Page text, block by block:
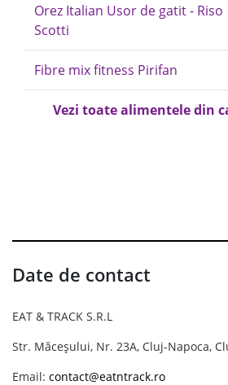
Orez Italian Usor de gatit - Riso
Scotti
Fibre mix fitness Pirifan
Vezi toate alimentele din
Date de contact
EAT & TRACK S.R.L
Str. Măceșului, Nr. 23A, Cluj-Napoca,
Email: contact@eatntrack.ro